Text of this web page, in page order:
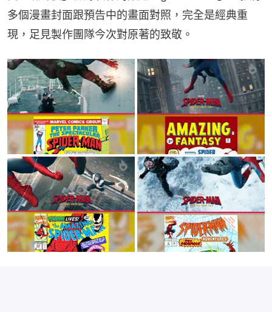
多個漫畫封面跟預告中的畫面對照，完全是經典重
現，足見製作團隊今次對原著的致敬。